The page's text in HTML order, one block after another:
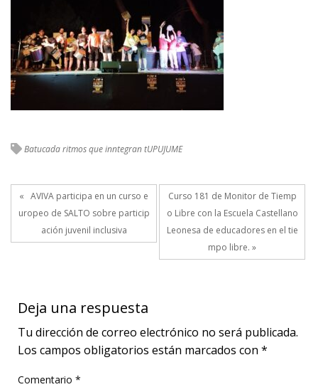
Batucadaritmos que inntegrantUPUJUME
« AVIVA participa en un curso e
uropeo de SALTO sobre particip
ación juvenil inclusiva
Curso 181 de Monitor de Tiemp
o Libre con la Escuela Castellano
Leonesa de educadores en el tie
mpo libre. »
Deja una respuesta
Tu dirección de correo electrónico no será publicada.
Los campos obligatorios están marcados con *
Comentario *